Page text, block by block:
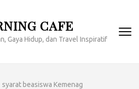
CAFE
Gaya Hidup, dan Travel Inspiratif
syarat beasiswa Kemenag